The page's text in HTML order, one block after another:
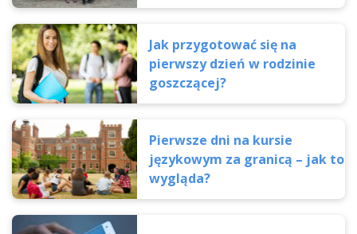
Jak przygotować się na
pierwszy dzień w rodzinie
goszczącej?
Pierwsze dni na kursie
językowym za granicą – jak to
wygląda?